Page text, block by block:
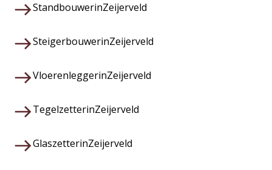
StandbouwerinZeijerveld
SteigerbouwerinZeijerveld
VloerenleggerinZeijerveld
TegelzetterinZeijerveld
GlaszetterinZeijerveld